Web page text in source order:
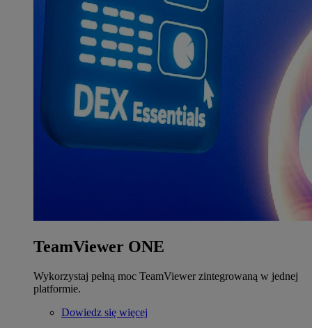
TeamViewer ONE
Wykorzystaj pełną moc TeamViewer zintegrowaną w jednej
platformie.
Dowiedz się więcej